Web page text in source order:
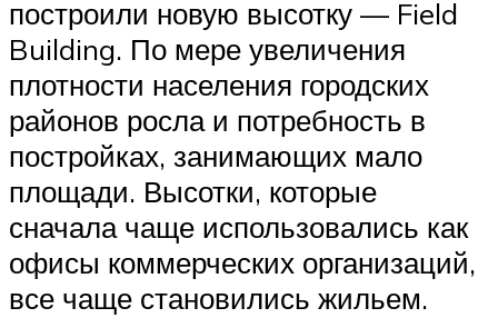
построили новую высотку — Field
Building. По мере увеличения
плотности населения городских
районов росла и потребность в
постройках, занимающих мало
площади. Высотки, которые
сначала чаще использовались как
офисы коммерческих организаций,
все чаще становились жильем.